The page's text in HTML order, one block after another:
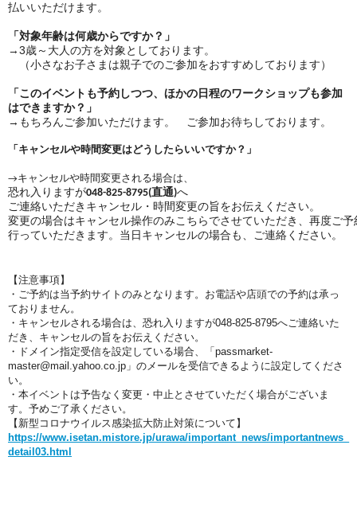
払いいただけます。
「対象年齢は何歳からですか？」
→3歳～大人の方を対象としております。
（小さなお子さまは親子でのご参加をおすすめしております）
「このイベントも予約しつつ、ほかの日程のワークショップも参加
はできますか？」
→もちろんご参加いただけます。 ご参加お待ちしております。
「キャンセルや時間変更はどうしたらいいですか？」
→キャンセルや時間変更される場合は、
恐れ入りますが048-825-8795(直通)へ
ご連絡いただきキャンセル・時間変更の旨をお伝えください。
変更の場合はキャンセル操作のみこちらでさせていただき、再度ご
行っていただきます。当日キャンセルの場合も、ご連絡ください。
【注意事項】
・ご予約は当予約サイトのみとなります。お電話や店頭での予約は承っ
ておりません。
・キャンセルされる場合は、恐れ入りますが048-825-8795へご連絡いた
だき、キャンセルの旨をお伝えください。
・ドメイン指定受信を設定している場合、
「passmarket-
master@mail.yahoo.co.jp」のメールを受信できるように設定してくださ
い。
・本イベントは予告なく変更・中止とさせていただく場合がございま
す。予めご了承ください。
【新型コロナウイルス感染拡大防止対策について】
https://www.isetan.mistore.jp/urawa/important_news/importantnews_
detail03.html